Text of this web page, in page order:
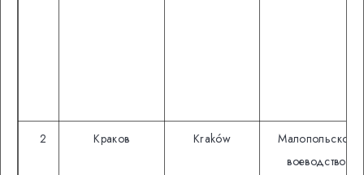
2 Краков Kraków
Малопольское
воеводство